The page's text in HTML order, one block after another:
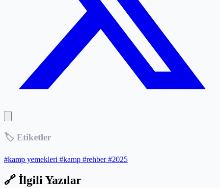
🏷️ Etiketler
#kamp yemekleri #kamp #rehber#2025
🔗 İlgili Yazılar